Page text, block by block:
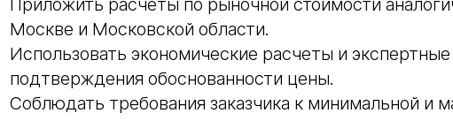
Приложить расчеты по рыночной стоимости
Москве и Московской области.
Использовать экономические расчеты и
подтверждения обоснованности цены.
Соблюдать требования заказчика к минимальной и